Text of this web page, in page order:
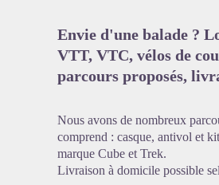
Envie d'une balade ?
VTT, VTC, vélos de
parcours proposés,
Nous avons de nombreux
comprend : casque, antivol et
marque Cube et Trek.
Livraison à domicile possible